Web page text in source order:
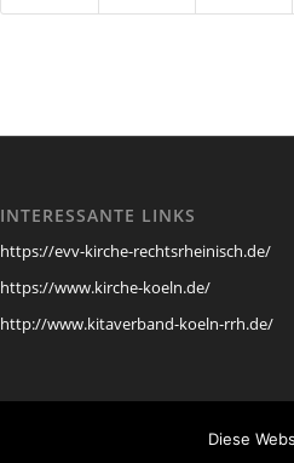
INTERESSANTE LINKS
https://evv-kirche-rechtsrheinisch.de/
https://www.kirche-koeln.de/
http://www.kitaverband-koeln-rrh.de/
Evangelischer Kirchenkreis
Diese